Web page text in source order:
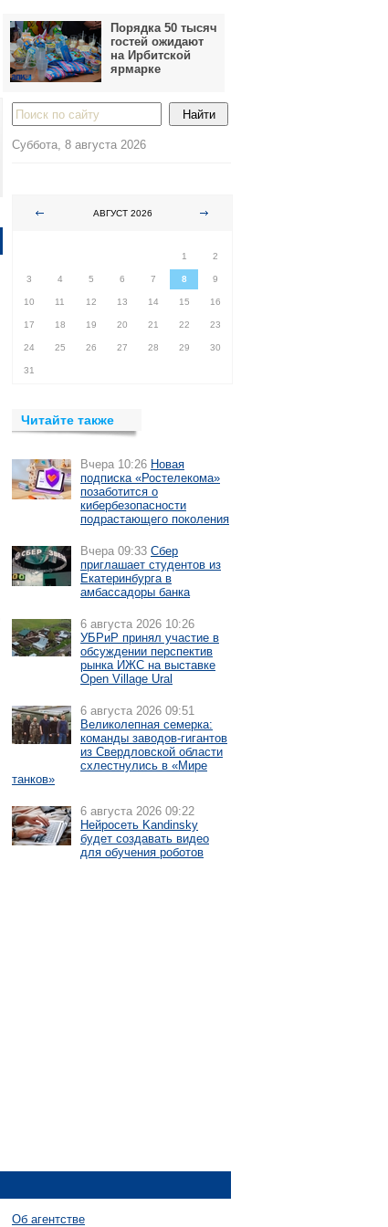
Порядка 50 тысяч
гостей ожидают
на Ирбитской
ярмарке
Суббота, 8 августа 2026
АВГУСТ 2026
1
2
3 4 5 6 7 8 9
10 11 12 13 14 15 16
17 18 19 20 21 22 23
24 25 26 27 28 29 30
31
Читайте также
Вчера 10:26 Новая
подписка «Ростелекома»
позаботится о
кибербезопасности
подрастающего поколения
Вчера 09:33 Сбер
приглашает студентов из
Екатеринбурга в
амбассадоры банка
6 августа 2026 10:26
УБРиР принял участие в
обсуждении перспектив
рынка ИЖС на выставке
Open Village Ural
6 августа 2026 09:51
Великолепная семерка:
команды заводов-гигантов
из Свердловской области
схлестнулись в «Мире
танков»
6 августа 2026 09:22
Нейросеть Kandinsky
будет создавать видео
для обучения роботов
Об агентстве